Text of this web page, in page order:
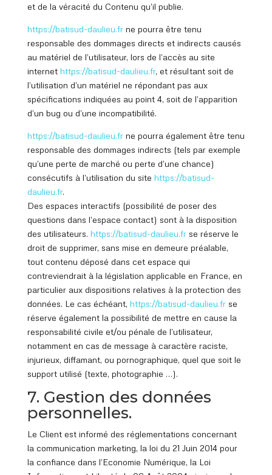
et de la véracité du Contenu qu’il publie.
https://batisud-daulieu.frne pourra être tenu
responsable des dommages directs et indirects causés
au matériel de l’utilisateur, lors de l’accès au site
internet https://batisud-daulieu.fr, et résultant soit de
l’utilisation d’un matériel ne répondant pas aux
spécifications indiquées au point 4, soit de l’apparition
d’un bug ou d’une incompatibilité.
https://batisud-daulieu.frne pourra également être tenu
responsable des dommages indirects (tels par exemple
qu’une perte de marché ou perte d’une chance)
consécutifs à l’utilisation du site https://batisud-
daulieu.fr.
Des espaces interactifs (possibilité de poser des
questions dans l’espace contact) sont à la disposition
des utilisateurs. https://batisud-daulieu.frse réserve le
droit de supprimer, sans mise en demeure préalable,
tout contenu déposé dans cet espace qui
contreviendrait à la législation applicable en France, en
particulier aux dispositions relatives à la protection des
données. Le cas échéant, https://batisud-daulieu.frse
réserve également la possibilité de mettre en cause la
responsabilité civile et/ou pénale de l’utilisateur,
notamment en cas de message à caractère raciste,
injurieux, diffamant, ou pornographique, quel que soit le
support utilisé (texte, photographie …).
7. Gestion des données
personnelles.
Le Client est informé des réglementations concernant
la communication marketing, la loi du 21 Juin 2014 pour
la confiance dans l’Economie Numérique, la Loi